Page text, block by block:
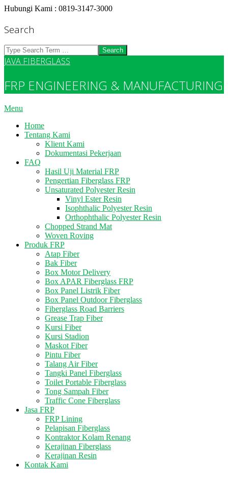
Skip
content
Hubungi Kami : 0819-3147-3000
Search
Search
JAVA FIBERGLASS
FRP ENGINEERING & MANUFACTURING
Primary
Menu
Menu
Home
Tentang Kami
Klient Kami
Dokumentasi Pekerjaan
FAQ
Hasil Uji Material FRP
Pengertian Fiberglass FRP
Unsaturated Polyester Resin
Vinyl Ester Resin
Isophthalic Polyester Resin
Orthophthalic Polyester Resin
Chopped Strand Mat
Woven Roving
Produk FRP
Atap Fiber
Bak Fiber
Box Motor Delivery
Box APAR Fiberglass FRP
Box Panel Listrik Fiber
Box Panel Outdoor Fiberglass
Fiberglass Road Barriers
Grease Trap Fiber
Kursi Fiber
Kursi Stadion
Maskot Fiber
Pintu Fiber
Talang Air Fiber
Tangki Panel Fiberglass
Toilet Portable Fiberglass
Tong Sampah Fiber
Traffic Cone Fiberglass
Jasa FRP
FRP Lining
Pelapisan Fiberglass
Kontraktor Kolam Renang
Kerajinan Fiberglass
Kerajinan Resin
Kontak Kami